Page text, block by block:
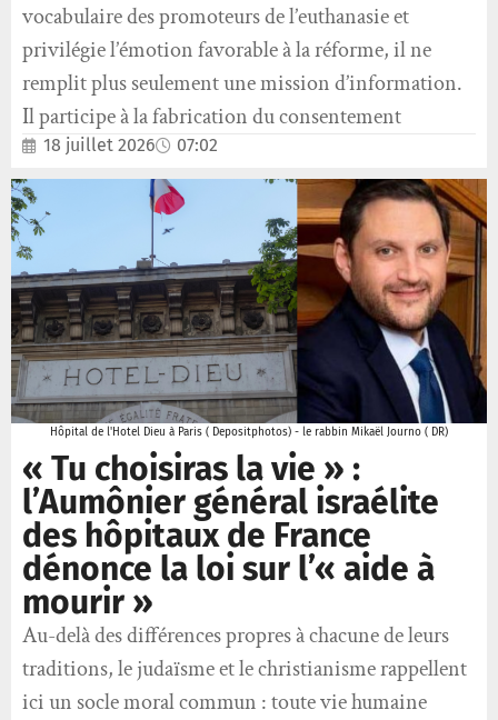
vocabulaire des promoteurs de l’euthanasie et
privilégie l’émotion favorable à la réforme, il ne
remplit plus seulement une mission d’information.
Il participe à la fabrication du consentement
18 juillet 2026 07:02
Hôpital de l'Hotel Dieu à Paris ( Depositphotos) - le rabbin Mikaël Journo ( DR)
« Tu choisiras la vie » :
l’Aumônier général israélite
des hôpitaux de France
dénonce la loi sur l’« aide à
mourir »
Au-delà des différences propres à chacune de leurs
traditions, le judaïsme et le christianisme rappellent
ici un socle moral commun : toute vie humaine